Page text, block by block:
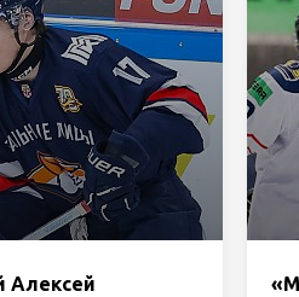
Алексей